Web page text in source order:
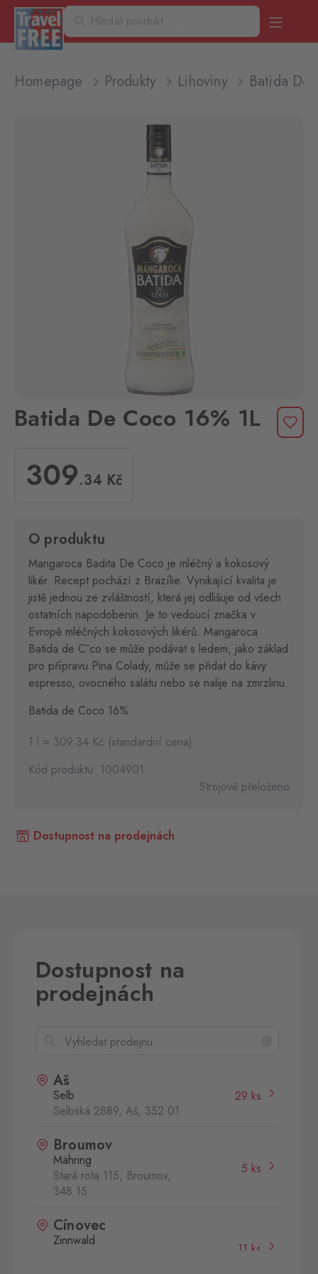
Homepage Produkty Lihoviny Batida De
Batida De Coco 16% 1L
309.34 Kč
O produktu
Mangaroca Badita De Coco je mléčný a kokosový
likér. Recept pochází z Brazílie. Vynikající kvalita je
jistě jednou ze zvláštností, která jej odlišuje od všech
ostatních napodobenin. Je to vedoucí značka v
Evropě mléčných kokosových likérů. Mangaroca
Batida de C˘co se může podávat s ledem, jako základ
pro přípravu Pina Colady, může se přidat do kávy
espresso, ovocného salátu nebo se nalije na zmrzlinu.
Batida de Coco 16%
1 l = 309.34 Kč (standardní cena)
Kód produktu: 1004901
Strojově přeloženo
Dostupnost na prodejnách
Dostupnost na
prodejnách
Aš
Selb
Selbská 2889, Aš, 352 01
29 ks
Broumov
Mähring
Stará rota 115, Broumov,
348 15
5 ks
Cínovec
Zinnwald
11 ks